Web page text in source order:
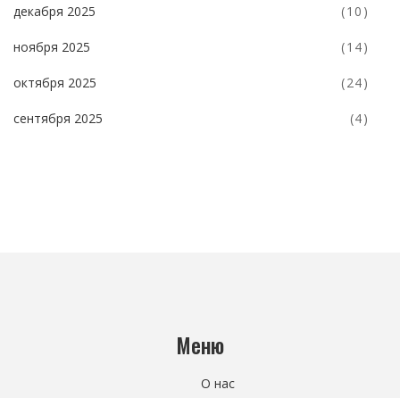
декабря 2025 (10)
ноября 2025 (14)
октября 2025 (24)
сентября 2025 (4)
Меню
О нас